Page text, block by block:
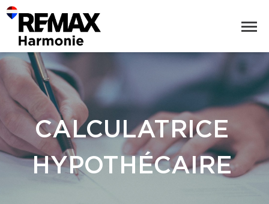
CALCULATRICE
HYPOTHÉCAIRE